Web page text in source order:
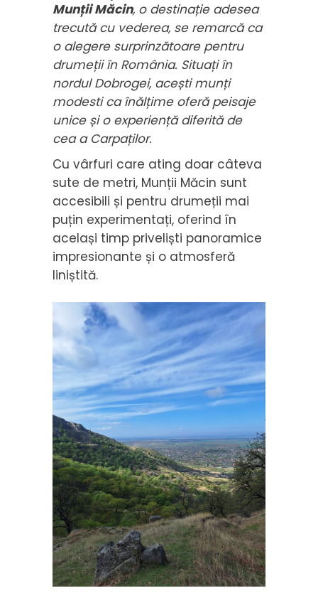
Munții Măcin, o destinație adesea
trecută cu vederea, se remarcă ca
o alegere surprinzătoare pentru
drumeții în România. Situați în
nordul Dobrogei, acești munți
modesti ca înălțime oferă peisaje
unice și o experiență diferită de
cea a Carpaților.
Cu vârfuri care ating doar câteva
sute de metri, Munții Măcin sunt
accesibili și pentru drumeții mai
puțin experimentați, oferind în
același timp priveliști panoramice
impresionante și o atmosferă
liniștită.